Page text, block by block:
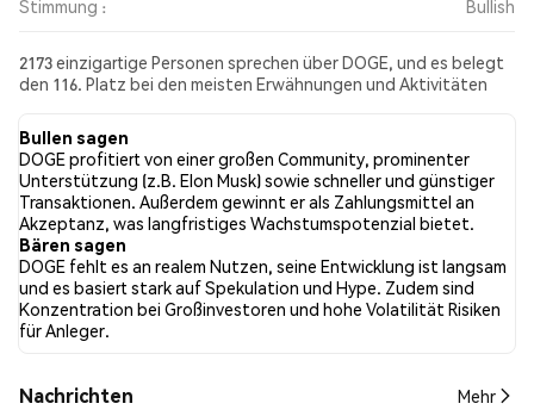
Stimmung :
Bullish
2173 einzigartige Personen sprechen über DOGE, und es belegt
den 116. Platz bei den meisten Erwähnungen und Aktivitäten
die Stimmung gegenüber DOGE in allen sozialen Medien Bullish.
Schließlich wurden 10 Nachrichtenartikel über DOGE
veröffentlicht. Auf Twitter hatten 33.93% der Tweets eine
bullishe Stimmung im Vergleich zu 9.68% der Tweets mit einer
bärischen Stimmung über DOGE. 56.39% der Tweets waren
neutral gegenüber DOGE. Diese Stimmungen basieren auf 3162
Tweets.
Bullen sagen
DOGE profitiert von einer großen Community, prominenter
Unterstützung (z.B. Elon Musk) sowie schneller und günstiger
Transaktionen. Außerdem gewinnt er als Zahlungsmittel an
Akzeptanz, was langfristiges Wachstumspotenzial bietet.
Bären sagen
DOGE fehlt es an realem Nutzen, seine Entwicklung ist langsam
und es basiert stark auf Spekulation und Hype. Zudem sind
Konzentration bei Großinvestoren und hohe Volatilität Risiken
für Anleger.
Nachrichten Mehr